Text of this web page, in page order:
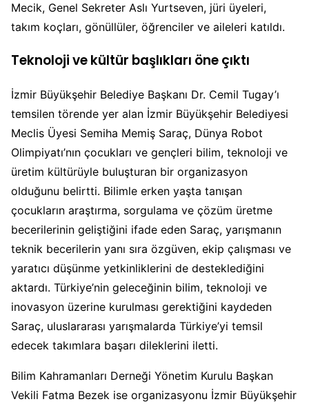
Mecik, Genel Sekreter Aslı Yurtseven, jüri üyeleri,
takım koçları, gönüllüler, öğrenciler ve aileleri katıldı.
Teknoloji ve kültür başlıkları öne çıktı
İzmir Büyükşehir Belediye Başkanı Dr. Cemil Tugay’ı
temsilen törende yer alan İzmir Büyükşehir Belediyesi
Meclis Üyesi Semiha Memiş Saraç, Dünya Robot
Olimpiyatı’nın çocukları ve gençleri bilim, teknoloji ve
üretim kültürüyle buluşturan bir organizasyon
olduğunu belirtti. Bilimle erken yaşta tanışan
çocukların araştırma, sorgulama ve çözüm üretme
becerilerinin geliştiğini ifade eden Saraç, yarışmanın
teknik becerilerin yanı sıra özgüven, ekip çalışması ve
yaratıcı düşünme yetkinliklerini de desteklediğini
aktardı. Türkiye’nin geleceğinin bilim, teknoloji ve
inovasyon üzerine kurulması gerektiğini kaydeden
Saraç, uluslararası yarışmalarda Türkiye’yi temsil
edecek takımlara başarı dileklerini iletti.
Bilim Kahramanları Derneği Yönetim Kurulu Başkan
Vekili Fatma Bezek ise organizasyonu İzmir Büyükşehir